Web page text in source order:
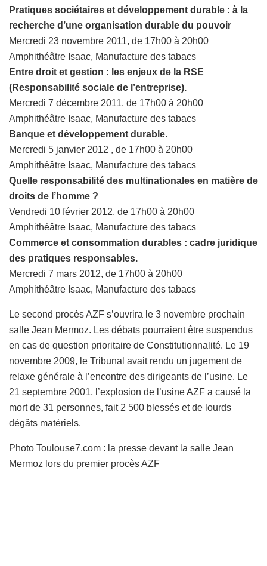
Pratiques sociétaires et développement durable : à la
recherche d’une organisation durable du pouvoir
Mercredi 23 novembre 2011, de 17h00 à 20h00
Amphithéâtre Isaac, Manufacture des tabacs
Entre droit et gestion : les enjeux de la RSE
(Responsabilité sociale de l’entreprise).
Mercredi 7 décembre 2011, de 17h00 à 20h00
Amphithéâtre Isaac, Manufacture des tabacs
Banque et développement durable.
Mercredi 5 janvier 2012 , de 17h00 à 20h00
Amphithéâtre Isaac, Manufacture des tabacs
Quelle responsabilité des multinationales en matière de
droits de l’homme ?
Vendredi 10 février 2012, de 17h00 à 20h00
Amphithéâtre Isaac, Manufacture des tabacs
Commerce et consommation durables : cadre juridique
des pratiques responsables.
Mercredi 7 mars 2012, de 17h00 à 20h00
Amphithéâtre Isaac, Manufacture des tabacs
Le second procès AZF s’ouvrira le 3 novembre prochain
salle Jean Mermoz. Les débats pourraient être suspendus
en cas de question prioritaire de Constitutionnalité. Le 19
novembre 2009, le Tribunal avait rendu un jugement de
relaxe générale à l’encontre des dirigeants de l’usine. Le
21 septembre 2001, l’explosion de l’usine AZF a causé la
mort de 31 personnes, fait 2 500 blessés et de lourds
dégâts matériels.
Photo Toulouse7.com : la presse devant la salle Jean
Mermoz lors du premier procès AZF